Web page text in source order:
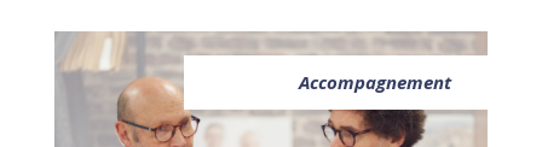
Accompagnement